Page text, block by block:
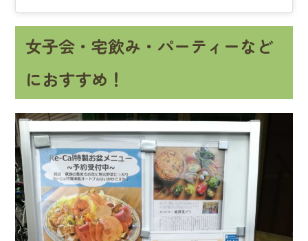
女子会・宅飲み・パーティーなど
におすすめ！